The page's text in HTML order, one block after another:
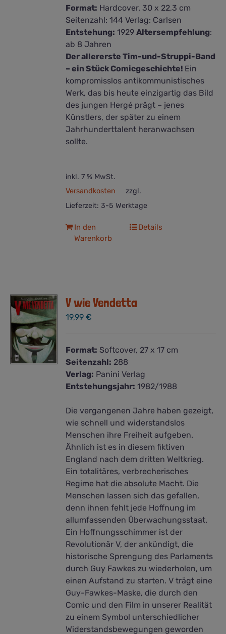
Format: Hardcover. 30 x 22,3 cm
Seitenzahl: 144Verlag: Carlsen
Entstehung: 1929Altersempfehlung:
ab 8 Jahren
Der allererste Tim-und-Struppi-Band
– ein Stück Comicgeschichte! Ein
kompromisslos antikommunistisches
Werk, das bis heute einzigartig das Bild
des jungen Hergé prägt – jenes
Künstlers, der später zu einem
Jahrhunderttalent heranwachsen
sollte.
inkl. 7 % MwSt.
zzgl.
Versandkosten
Lieferzeit: 3-5 Werktage
In den
Warenkorb
Details
V wie Vendetta
19,99€
Format: Softcover, 27 x 17 cm
Seitenzahl: 288
Verlag: Panini Verlag
Entstehungsjahr: 1982/1988
Die vergangenen Jahre haben gezeigt,
wie schnell und widerstandslos
Menschen ihre Freiheit aufgeben.
Ähnlich ist es in diesem fiktiven
England nach dem dritten Weltkrieg.
Ein totalitäres, verbrecherisches
Regime hat die absolute Macht. Die
Menschen lassen sich das gefallen,
denn ihnen fehlt jede Hoffnung im
allumfassenden Überwachungsstaat.
Ein Hoffnungsschimmer ist der
Revolutionär V, der ankündigt, die
historische Sprengung des Parlaments
durch Guy Fawkes zu wiederholen, um
einen Aufstand zu starten. V trägt eine
Guy-Fawkes-Maske, die durch den
Comic und den Film in unserer Realität
zu einem Symbol unterschiedlicher
Widerstandsbewegungen geworden